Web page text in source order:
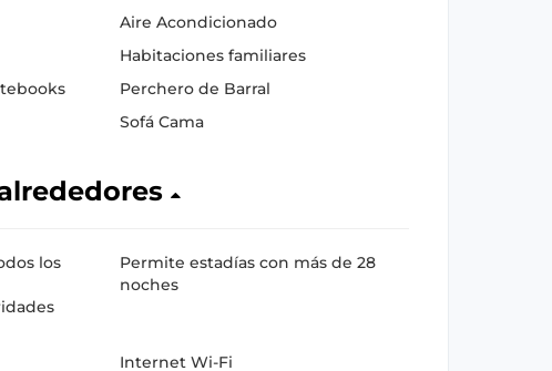
Aire Acondicionado
Habitaciones familiares
Perchero de Barral
Sofá Cama
los
Permite estadías con más de 28
noches
Internet Wi-Fi